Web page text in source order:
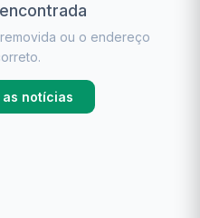
ou o endereço
notícias